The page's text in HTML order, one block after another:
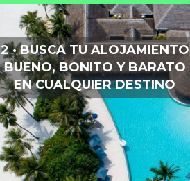
2 · BUSCA TU ALOJAMIENTO
BUENO, BONITO Y BARATO
EN CUALQUIER DESTINO